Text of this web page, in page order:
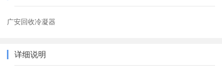
广安回收冷凝器
详细说明